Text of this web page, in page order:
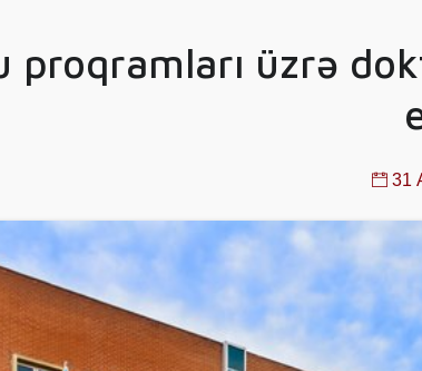
proqramları üzrə
31